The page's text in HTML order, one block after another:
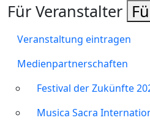
Für Veranstalter
Veranstaltung eintragen
Medienpartnerschaften
Festival der Zukünfte
Musica Sacra